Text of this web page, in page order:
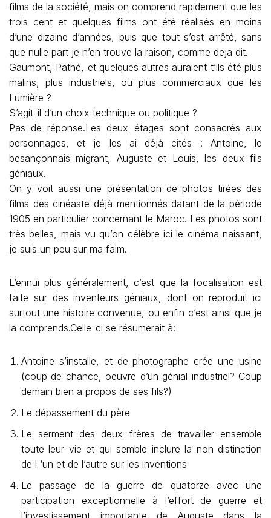
films de la société, mais on comprend rapidement que les
trois cent et quelques films ont été réalisés en moins
d’une dizaine d’années, puis que tout s’est arrêté, sans
que nulle part je n’en trouve la raison, comme deja dit.
Gaumont, Pathé, et quelques autres auraient t’ils été plus
malins, plus industriels, ou plus commerciaux que les
Lumière ?
S’agit-il d’un choix technique ou politique ?
Pas de réponse.Les deux étages sont consacrés aux
personnages, et je les ai déjà cités : Antoine, le
besançonnais migrant, Auguste et Louis, les deux fils
géniaux.
On y voit aussi une présentation de photos tirées des
films des cinéaste déjà mentionnés datant de la période
1905 en particulier concernant le Maroc. Les photos sont
très belles, mais vu qu’on célèbre ici le cinéma naissant,
je suis un peu sur ma faim.
L’ennui plus généralement, c’est que la focalisation est
faite sur des inventeurs géniaux, dont on reproduit ici
surtout une histoire convenue, ou enfin c’est ainsi que je
la comprends.Celle-ci se résumerait à:
Antoine s’installe, et de photographe crée une usine
(coup de chance, oeuvre d’un génial industriel? Coup
demain bien a propos de ses fils?)
Le dépassement du père
Le serment des deux frères de travailler ensemble
toute leur vie et qui semble inclure la non distinction
de l ‘un et de l’autre sur les inventions
Le passage de la guerre de quatorze avec une
participation exceptionnelle à l’effort de guerre et
l’investissement importante de Auguste dans la